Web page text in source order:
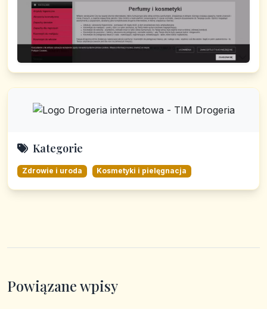
Kategorie
Zdrowie i uroda Kosmetyki i pielęgnacja
Powiązane wpisy